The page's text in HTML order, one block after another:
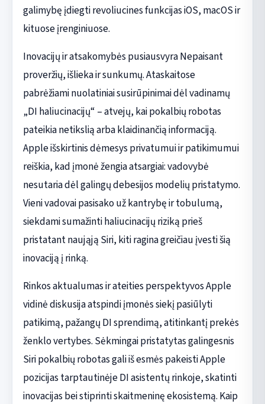
galimybę įdiegti revoliucines funkcijas iOS, macOS ir
kituose įrenginiuose.
Inovacijų ir atsakomybės pusiausvyra Nepaisant
proveržių, išlieka ir sunkumų. Ataskaitose
pabrėžiami nuolatiniai susirūpinimai dėl vadinamų
„DI haliucinacijų“ – atvejų, kai pokalbių robotas
pateikia netikslią arba klaidinančią informaciją.
Apple išskirtinis dėmesys privatumui ir patikimumui
reiškia, kad įmonė žengia atsargiai: vadovybė
nesutaria dėl galingų debesijos modelių pristatymo.
Vieni vadovai pasisako už kantrybę ir tobulumą,
siekdami sumažinti haliucinacijų riziką prieš
pristatant naująją Siri, kiti ragina greičiau įvesti šią
inovaciją į rinką.
Rinkos aktualumas ir ateities perspektyvos Apple
vidinė diskusija atspindi įmonės siekį pasiūlyti
patikimą, pažangų DI sprendimą, atitinkantį prekės
ženklo vertybes. Sėkmingai pristatytas galingesnis
Siri pokalbių robotas gali iš esmės pakeisti Apple
pozicijas tarptautinėje DI asistentų rinkoje, skatinti
inovacijas bei stiprinti skaitmeninę ekosistemą. Kaip